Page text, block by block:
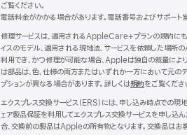
ご覧ください。
電話料金がかかる場合があります。電話番号およびサポート
修理サービスは、適用されるAppleCare+プランの規約に
イスのモデル、適用される現地法、サービスを依頼した場所
利用でき、かつ修理が可能な場合、Appleは独自の裁量によ
は部品は、色、仕様の両方またはいずれか一方において元の
プションが異なる場合があります。詳しくは規約（新
ウ
イ
ン
をご覧くださ
エクスプレス交換サービス（ERS）には、申し込み時点での
ェア製品保証を利用してエクスプレス交換サービスを申し込
合、交換前の製品はAppleの所有物となります。交換品はお